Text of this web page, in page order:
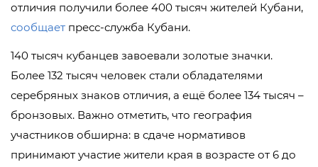
отличия получили более 400 тысяч жителей Кубани,
сообщает пресс-служба Кубани.
140 тысяч кубанцев завоевали золотые значки.
Более 132 тысяч человек стали обладателями
серебряных знаков отличия, а ещё более 134 тысяч –
бронзовых. Важно отметить, что география
участников обширна: в сдаче нормативов
принимают участие жители края в возрасте от 6 до